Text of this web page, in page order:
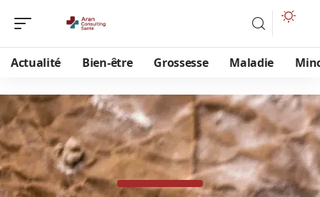
Actualité Bien-être Grossesse Maladie